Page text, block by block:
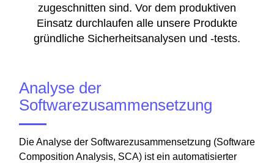
zugeschnitten sind. Vor dem produktiven
Einsatz durchlaufen alle unsere Produkte
gründliche Sicherheitsanalysen und -tests.
Analyse der
Softwarezusammensetzung
Die Analyse der Softwarezusammensetzung (Software
Composition Analysis, SCA) ist ein automatisierter